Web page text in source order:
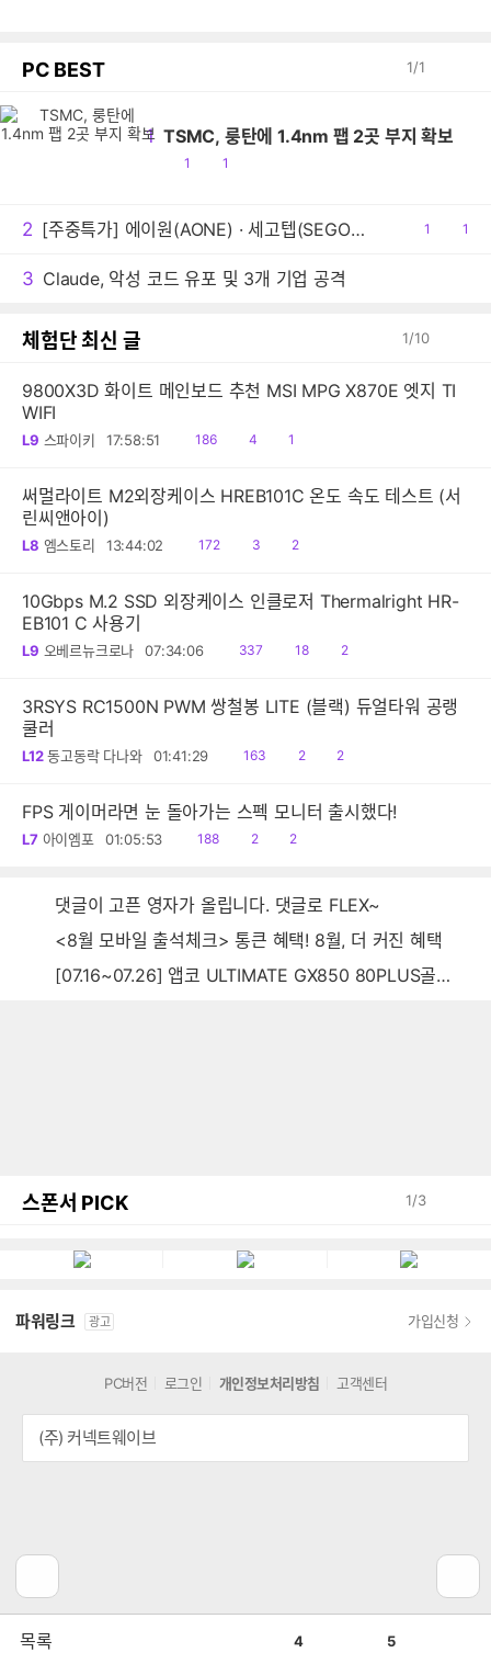
PC BEST 1/1
1 TSMC, 룽탄에 1.4nm 팹 2곳 부지 확보
공1
댓1
2 [주중특가] 에이원(AONE) · 세고텝(SEGOTEP) 쿨링팬 주중 5일 한정 특가 및 1+1 프로모션 안내!
공1
댓1
3 Claude, 악성 코드 유포 및 3개 기업 공격
체험단 최신 글 1/10
9800X3D 화이트 메인보드 추천 MSI MPG X870E 엣지 TI
WIFI
L9 스파이키 17:58:51
읽
186
공
4
댓1
써멀라이트 M2외장케이스 HREB101C 온도 속도 테스트 (서
린씨앤아이)
L8 엠스토리 13:44:02
읽
172
공
3
댓
2
10Gbps M.2 SSD 외장케이스 인클로저 Thermalright HR-
EB101 C 사용기
L9 오베르뉴크로나 07:34:06
읽
337
공
18
댓
2
3RSYS RC1500N PWM 쌍철봉 LITE (블랙) 듀얼타워 공랭
쿨러
L12 동고동락 다나와 01:41:29
읽
163
공
2
댓
2
FPS 게이머라면 눈 돌아가는 스펙 모니터 출시했다!
L7 아이엠포 01:05:53
읽
188
공
2
댓
2
댓글이 고픈 영자가 올립니다. 댓글로 FLEX~
<8월 모바일 출석체크> 통큰 혜택! 8월, 더 커진 혜택
[07.16~07.26] 앱코 ULTIMATE GX850 80PLUS골드 풀모듈러 ATX3.0 블랙
스폰서 PICK 1/3
파워링크 광고 가입신청
PC버전 로그인 개인정보처리방침 고객센터
(주) 커넥트웨이브
목록 4 5